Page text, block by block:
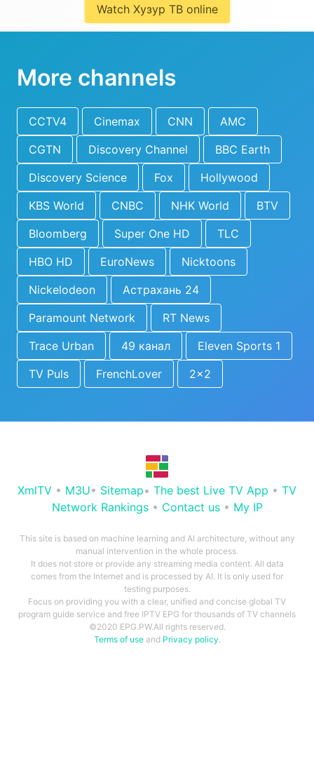
Watch Хузур ТВ online
More channels
CCTV4 Cinemax CNN
AMC
CGTN
Discovery Channel
BBC Earth
Discovery Science
Fox
Hollywood
KBS World
CNBC NHK World
BTV
Bloomberg
Super One HD
TLC
HBO HD
EuroNews
Nicktoons
Nickelodeon
Астрахань 24
Paramount Network
RT News
Trace Urban
49 канал
Eleven Sports 1
TV Puls
FrenchLover 2x2
XmlTV • M3U• Sitemap• The best Live TV App • TV
Network Rankings• Contact us• My IP
This site is based on machine learning and AI architecture, without any
manual intervention in the whole process.
It does not store or provide any streaming media content. All data
comes from the Internet and is processed by AI. It is only used for
testing purposes.
Focus on providing you with a clear, unified and concise global TV
program guide service and free IPTV EPG for thousands of TV channels
©2020 EPG.PW.All rights reserved.
Terms of useand Privacy policy.